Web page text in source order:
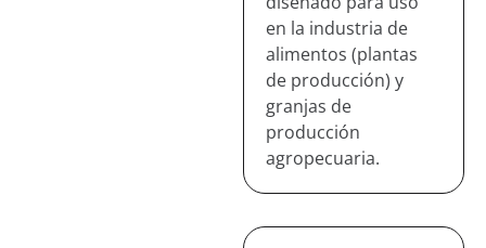
en la industria de
alimentos (plantas
de producción) y
granjas de
producción
agropecuaria.